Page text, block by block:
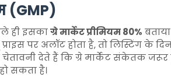
(GMP)
ही इसकाग्रे मार्केट प्रीमियम 80%
पर अलॉट होता है, तो लिस्टिंग के
चेतावनी देते हैं कि ग्रे मार्केट संकेतक
सकता है।